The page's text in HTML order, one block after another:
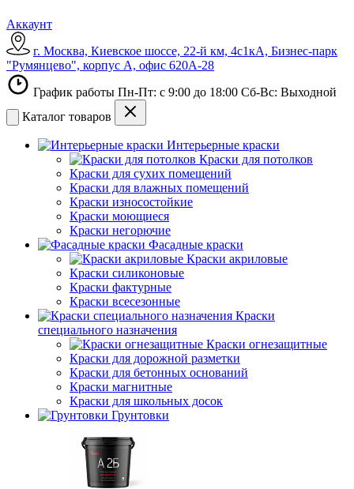
Аккаунт
г. Москва, Киевское шоссе, 22-й км, 4с1кА, Бизнес-парк
"Румянцево", корпус А, офис 620А-28
График работы Пн-Пт: с 9:00 до 18:00 Сб-Вс: Выходной
Каталог товаров
Интерьерные краски
Краски для потолков
Краски для сухих помещений
Краски для влажных помещений
Краски износостойкие
Краски моющиеся
Краски негорючие
Фасадные краски
Краски акриловые
Краски силиконовые
Краски фактурные
Краски всесезонные
Краски
специального назначения
Краски огнезащитные
Краски для дорожной разметки
Краски для бетонных оснований
Краски магнитные
Краски для школьных досок
Грунтовки